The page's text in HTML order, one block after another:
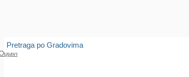
Pretraga po Gradovima